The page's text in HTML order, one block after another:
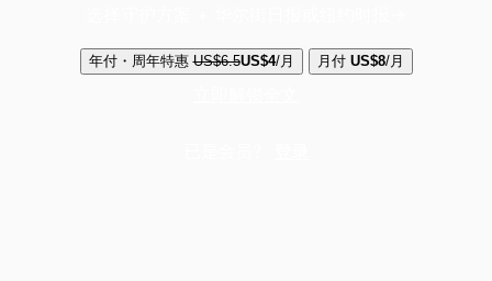
年付・周年特惠 US$6.5US$4/月 月付 US$8/月